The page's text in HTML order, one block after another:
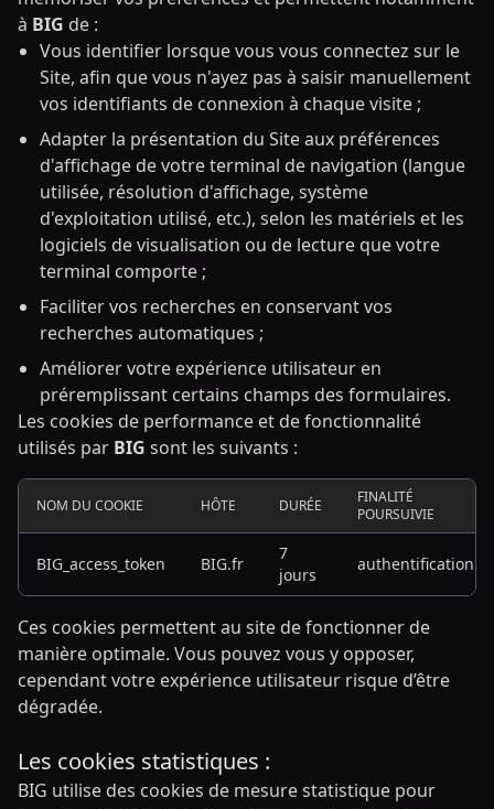
à BIG de :
Vous identifier lorsque vous vous connectez sur le
Site, afin que vous n'ayez pas à saisir manuellement
vos identifiants de connexion à chaque visite ;
Adapter la présentation du Site aux préférences
d'affichage de votre terminal de navigation (langue
utilisée, résolution d'affichage, système
d'exploitation utilisé, etc.), selon les matériels et les
logiciels de visualisation ou de lecture que votre
terminal comporte ;
Faciliter vos recherches en conservant vos
recherches automatiques ;
Améliorer votre expérience utilisateur en
préremplissant certains champs des formulaires.
Les cookies de performance et de fonctionnalité
utilisés par BIG sont les suivants :
NOM DU COOKIE HÔTE DURÉE
FINALITÉ
POURSUIVIE
BIG_access_token BIG.fr
7
jours
authentification
Ces cookies permettent au site de fonctionner de
manière optimale. Vous pouvez vous y opposer,
cependant votre expérience utilisateur risque d’être
dégradée.
Les cookies statistiques :
BIG utilise des cookies de mesure statistique pour